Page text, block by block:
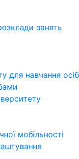
занять
для навчання осіб
мобільності